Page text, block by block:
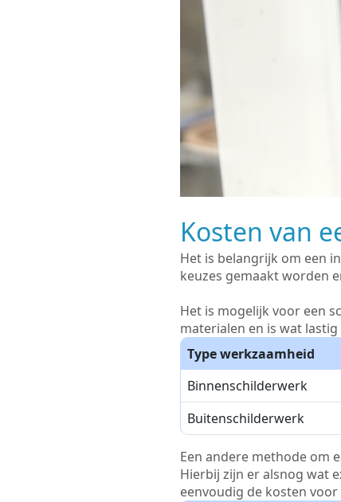
Kosten van
Het is belangrijk om een
keuzes gemaakt worden
Het is mogelijk voor een
materialen en is wat
Type werkzaamheid
Binnenschilderwerk
Buitenschilderwerk
Een andere methode om
Hierbij zijn er alsnog wat
eenvoudig de kosten